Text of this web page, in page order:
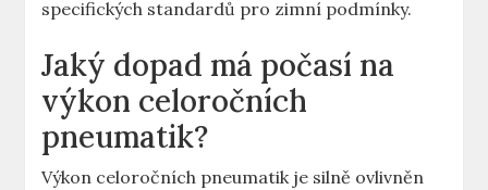
specifických standardů pro zimní podmínky.
Jaký dopad má počasí na
výkon celoročních
pneumatik?
Výkon celoročních pneumatik je silně ovlivněn